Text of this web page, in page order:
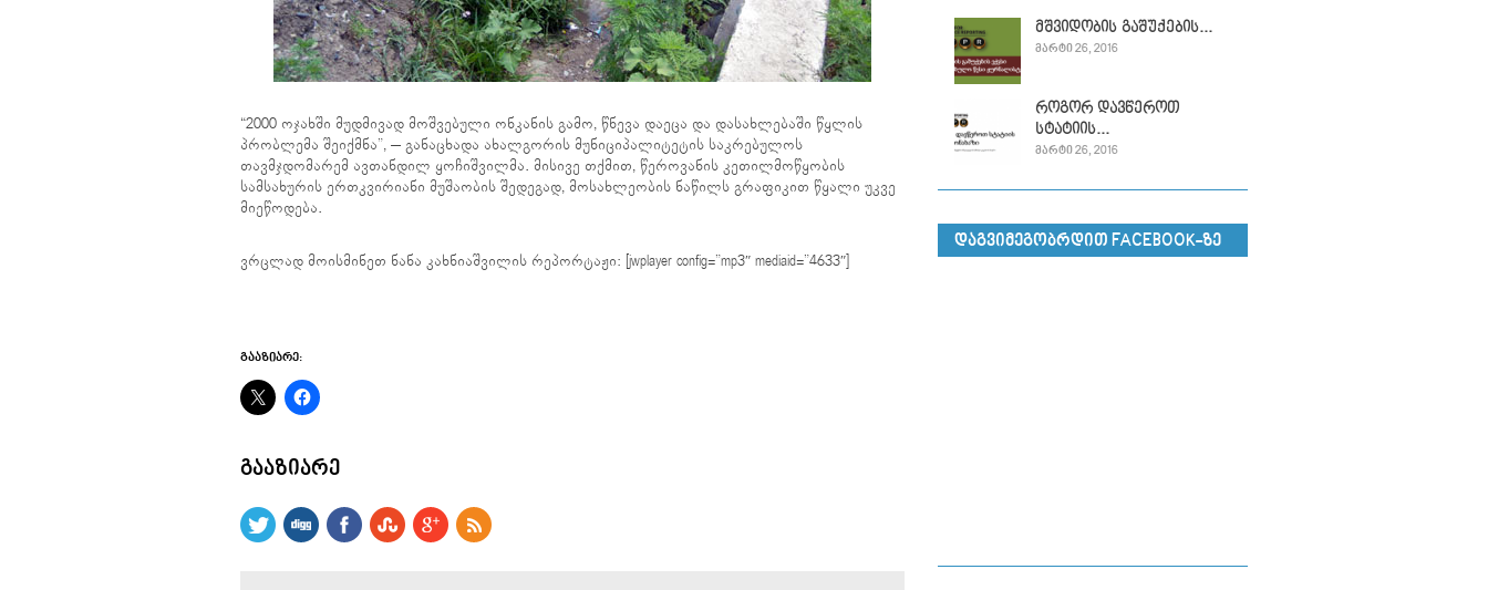
“2000 ოჯახში მუდმივად მოშვებული ონკანის გამო, წნევა დაეცა და დასახლებაში წყლის
პრობლემა შეიქმნა”, – განაცხადა ახალგორის მუნიციპალიტეტის საკრებულოს
თავმჯდომარემ ავთანდილ ყოჩიშვილმა. მისივე თქმით, წეროვანის კეთილმოწყობის
სამსახურის ერთკვირიანი მუშაობის შედეგად, მოსახლეობის ნაწილს გრაფიკით წყალი უკვე
მიეწოდება.
ვრცლად მოისმინეთ ნანა კახნიაშვილის რეპორტაჟი: [jwplayer config=”mp3″ mediaid=”4633″]
ᲒᲐᲐᲖᲘᲐᲠᲔ:
ᲒᲐᲐᲖᲘᲐᲠᲔ
მშვიდობის გაშუქების...
ᲛᲐᲠᲢᲘ 26, 2016
როგორ დავწეროთ
სტატიის...
ᲛᲐᲠᲢᲘ 26, 2016
ᲓᲐᲒᲕᲘᲛᲔᲒᲝᲑᲠᲓᲘᲗ FACEBOOK-ᲖᲔ